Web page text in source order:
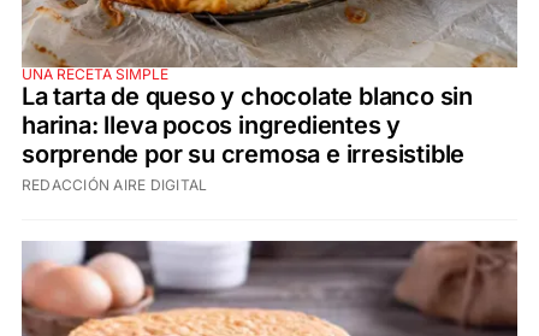
UNA RECETA SIMPLE
La tarta de queso y chocolate blanco sin
harina: lleva pocos ingredientes y
sorprende por su cremosa e irresistible
REDACCIÓN AIRE DIGITAL